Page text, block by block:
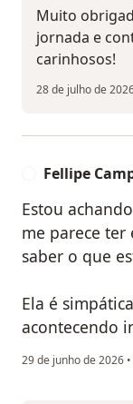
Muito
jornada e
carinhosos!
28 de julho de
Fellipe
Estou
me parece ter
saber o que
Ela é
acontecendo
29 de junho de 2026 •